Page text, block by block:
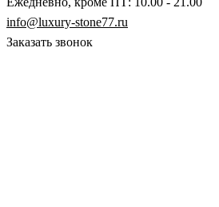
info@luxury-stone77.ru
Заказать звонок